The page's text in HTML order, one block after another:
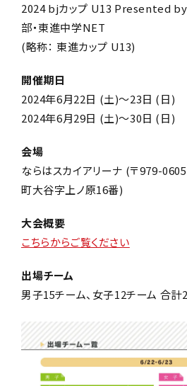
2024 bjカップ U13 Presented by
部・東進中学NET
(略称： 東進カップ U13)
開催期日
2024年6月22日 (土)～23日 (日)
2024年6月29日 (土)～30日 (日)
会場
ならはスカイアリーナ (〒979-
町大谷字上ノ原16番)
大会概要
こちらからご覧ください
出場チーム
男子15チーム、女子12チーム 合計